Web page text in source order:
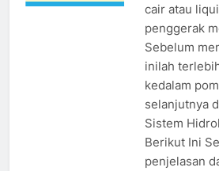
cair atau
penggerak
Sebelum
inilah
kedalam
selanjutnya
Sistem
Berikut Ini
penjelasan